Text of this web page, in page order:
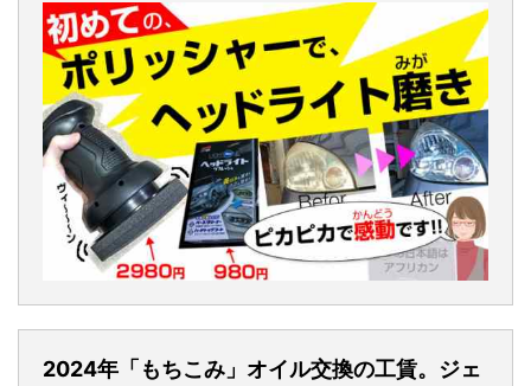
2024年「もちこみ」オイル交換の工賃。ジェ